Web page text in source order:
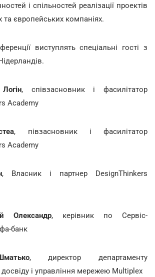
і спільностей реалізації проектів
та європейських компаніях.
виступлять спеціальні гості з
,
співзасновник і фасилітатор
Academy
,
півзасновник і фасилітатор
Academy
,
Власник і партнер DesignThinkers
Олександр, керівник по Сервіс-
банк
,
директор департаменту
досвіду і управління мережею Multiplex